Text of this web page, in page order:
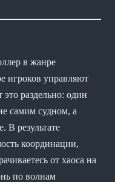
в жанре
игроков управляют
раздельно: один
самим судном, а
В результате
координации,
от хаоса на
по волнам